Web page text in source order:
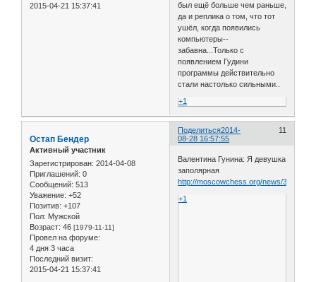
2015-04-21 15:37:41
был ещё больше чем раньше,
да и реплика о том, что тот
ушёл, когда появились
компьютеры--
забавна...Только с
появлением Гудини
программы действительно
стали настолько сильными..
+1
Поделиться 11
2014-
08-28 16:57:55
Остап Бендер
Активный участник
Зарегистрирован: 2014-04-08
Приглашений: 0
Сообщений: 513
Уважение: +52
Позитив: +107
Пол: Мужской
Возраст: 46 [1979-11-11]
Провел на форуме:
4 дня 3 часа
Последний визит:
2015-04-21 15:37:41
Валентина Гунина: Я девушка
заполярная
http://moscowchess.org/news/3753
+1